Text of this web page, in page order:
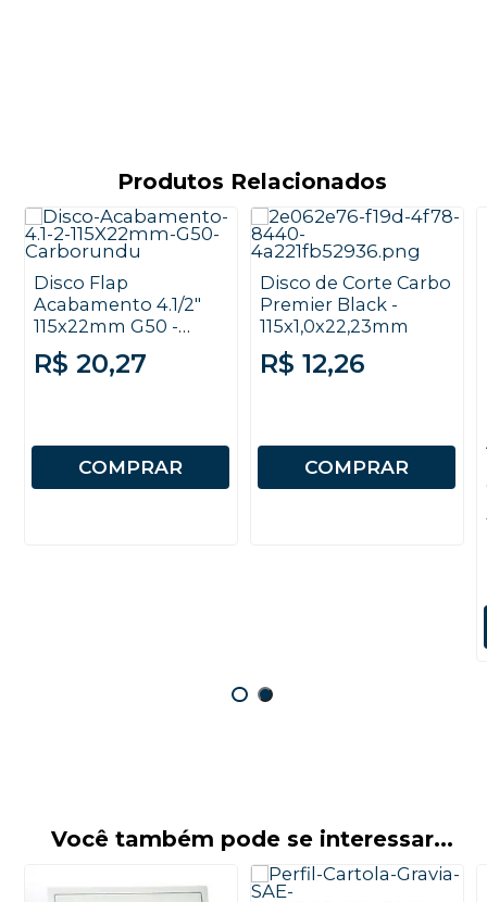
Produtos Relacionados
Disco Flap
Acabamento 4.1/2"
115x22mm G50 -
Carborundum
R$ 20,27
COMPRAR
Disco de Corte Carbo
Premier Black -
115x1,0x22,23mm
R$ 12,26
COMPRAR
Você também pode se interessar...